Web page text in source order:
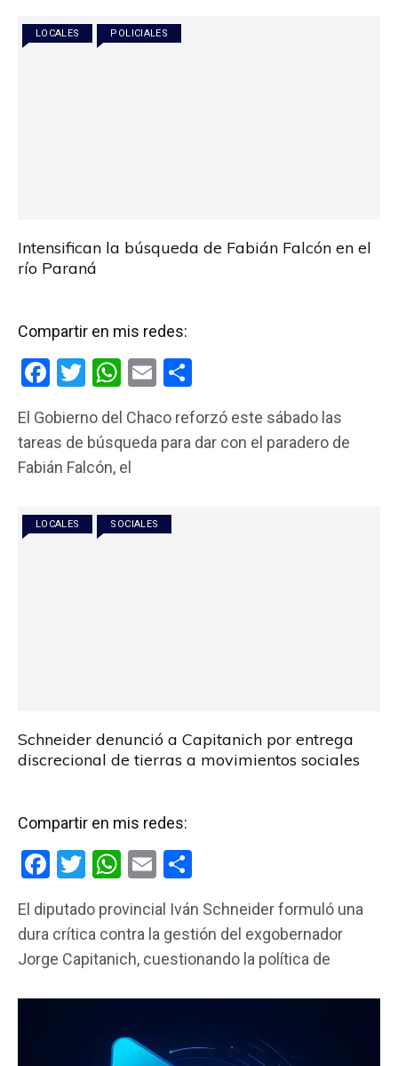
o
k
p
p
LOCALES POLICIALES
Intensifican la búsqueda de Fabián Falcón en el
río Paraná
Compartir en mis redes:
F
ce
b
o
k
T
tt
er
W
at
s
p
p
E
ail m
p
El Gobierno del Chaco reforzó este sábado las
tareas de búsqueda para dar con el paradero de
Fabián Falcón, el
LOCALES SOCIALES
Schneider denunció a Capitanich por entrega
discrecional de tierras a movimientos sociales
Compartir en mis redes:
F
ce
b
o
T
tt
er
W
at
s
A
p
p
E
ail m
p
tir
El diputado provincial Iván Schneider formuló una
dura crítica contra la gestión del exgobernador
Jorge Capitanich, cuestionando la política de